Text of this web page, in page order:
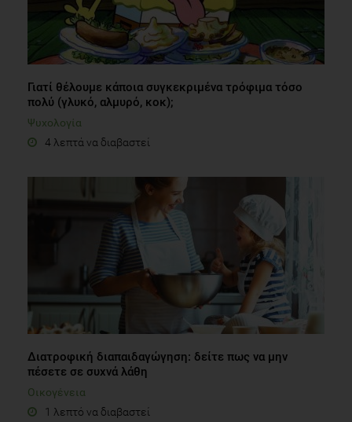
Γιατί θέλουμε κάποια συγκεκριμένα τρόφιμα τόσο
πολύ (γλυκό, αλμυρό, κοκ);
Ψυχολογία
4 λεπτά να διαβαστεί
Διατροφική διαπαιδαγώγηση: δείτε πως να μην
πέσετε σε συχνά λάθη
Οικογένεια
1 λεπτό να διαβαστεί